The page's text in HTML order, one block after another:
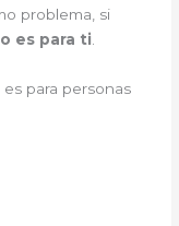
problema, si
es para ti.
es para personas